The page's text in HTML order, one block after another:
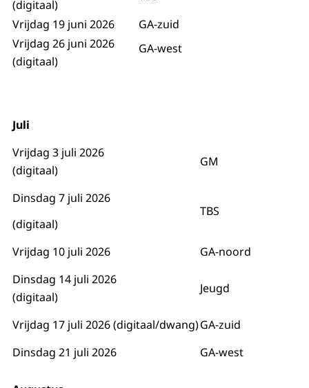
(digitaal)
Vrijdag 19 juni 2026
GA-zuid
Vrijdag 26 juni 2026
(digitaal)
GA-west
Juli
Vrijdag 3 juli 2026
(digitaal)
GM
Dinsdag 7 juli 2026
(digitaal)
TBS
Vrijdag 10 juli 2026
GA-noord
Dinsdag 14 juli 2026
(digitaal)
Jeugd
Vrijdag 17 juli 2026 (digitaal/dwang)GA-zuid
Dinsdag 21 juli 2026
GA-west